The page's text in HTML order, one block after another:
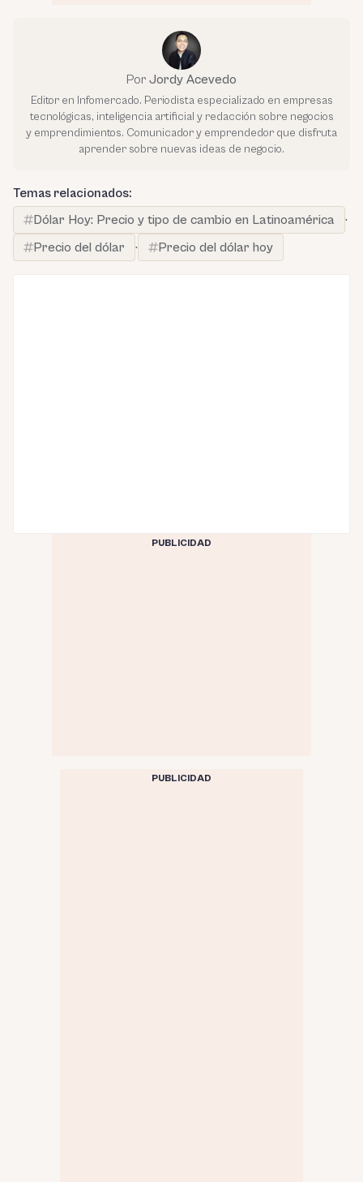
Por Jordy Acevedo
Editor en Infomercado. Periodista especializado en empresas
tecnológicas, inteligencia artificial y redacción sobre negocios
y emprendimientos. Comunicador y emprendedor que disfruta
aprender sobre nuevas ideas de negocio.
Temas relacionados:
Dólar Hoy: Precio y tipo de cambio en Latinoamérica
·
Precio del dólar
· Precio del dólar hoy
PUBLICIDAD
PUBLICIDAD